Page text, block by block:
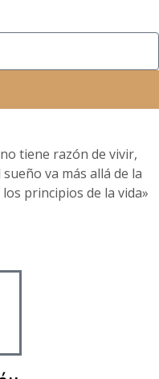
tiene razón de vivir,
va más allá de la
principios de la vida»